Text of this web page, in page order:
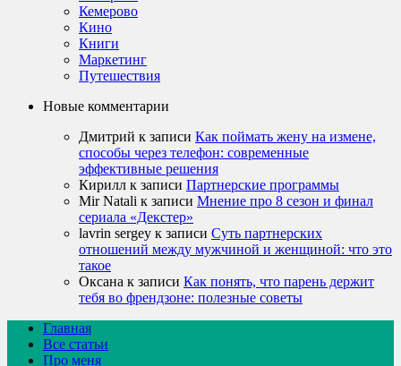
Кемерово
Кино
Книги
Маркетинг
Путешествия
Новые комментарии
Дмитрий к записи Как поймать жену на измене,
способы через телефон: современные
эффективные решения
Кирилл к записи Партнерские программы
Mir Natali к записи Мнение про 8 сезон и финал
сериала «Декстер»
lavrin sergey к записи Суть партнерских
отношений между мужчиной и женщиной: что это
такое
Оксана к записи Как понять, что парень держит
тебя во френдзоне: полезные советы
Главная
Все статьи
Про меня